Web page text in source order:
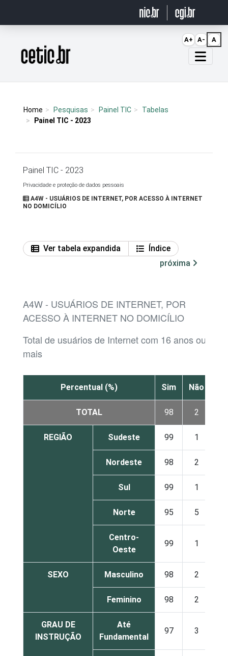
Página inicial
Home Pesquisas Painel TIC
Tabelas
Painel TIC - 2023
Painel TIC - 2023
Privacidade e proteção de dados pessoais
A4W - USUÁRIOS DE INTERNET, POR ACESSO À INTERNET
NO DOMICÍLIO
Ver tabela expandida
Índice
próxima
A4W - USUÁRIOS DE INTERNET, POR
ACESSO À INTERNET NO DOMICÍLIO
Total de usuários de Internet com 16 anos ou
mais
Percentual (%) Sim Não
TOTAL 98 2
REGIÃO Sudeste 99 1
Nordeste 98 2
Sul 99 1
Norte 95 5
Centro-
Oeste
99 1
SEXO Masculino 98 2
Feminino 98 2
GRAU DE
INSTRUÇÃO
Até
Fundamental
97 3
A+ A- A